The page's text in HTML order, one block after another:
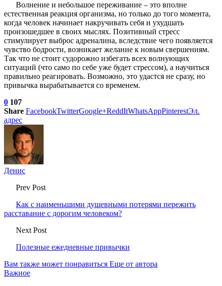
Волнение и небольшое переживание – это вполне
естественная реакция организма, но только до того момента,
когда человек начинает накручивать себя и ухудшать
произошедшее в своих мыслях. Позитивный стресс
стимулирует выброс адреналина, вследствие чего появляется
чувство бодрости, возникает желание к новым свершениям.
Так что не стоит судорожно избегать всех волнующих
ситуаций (что само по себе уже будет стрессом), а научиться
правильно реагировать. Возможно, это удастся не сразу, но
привычка вырабатывается со временем.
0 107
Share FacebookTwitterGoogle+ReddItWhatsAppPinterestЭл.
адрес
Денис
Prev Post
Как с наименьшими душевными потерями пережить
расставание с дорогим человеком?
Next Post
Полезные ежедневные привычки
Вам также может понравиться Еще от автора
Важное